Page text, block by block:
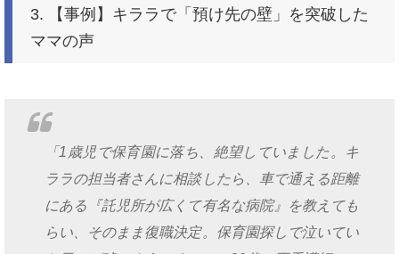
3. 【事例】キララで「預け先の壁」を突破した
ママの声
「1歳児で保育園に落ち、絶望していました。キ
ララの担当者さんに相談したら、車で通える距離
にある『託児所が広くて有名な病院』を教えても
らい、そのまま復職決定。保育園探しで泣いてい